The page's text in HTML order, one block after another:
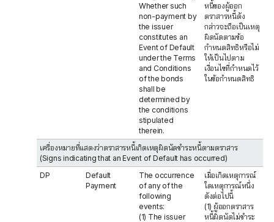
Whether such
non-payment by
the issuer
constitutes an
Event of Default
under the Terms
and Conditions
of the bonds
shall be
determined by
the conditions
stipulated
therein.
หนี้ของผู้ออก
ตราสารหนี้ดัง
กล่าวจะถือเป็นเหตุ
ผิดนัดตามข้อ
กำหนดสิทธิหรือไม่
ให้เป็นไปตาม
เงื่อนไขที่กำหนดไว้
ในข้อกำหนดสิทธิ
เครื่องหมายที่แสดงว่าตราสารหนี้เกิดเหตุผิดนัดชำระหนี้ตามตราสาร
(Signs indicating that an Event of Default has occurred)
DP
Default
Payment
The occurrence
of any of the
following
events:
(1) The issuer
เมื่อเกิดเหตุการณ์
ใดเหตุการณ์หนึ่ง
ดังต่อไปนี้
(1) ผู้ออกตราสาร
หนี้ผิดนัดไม่ชำระ